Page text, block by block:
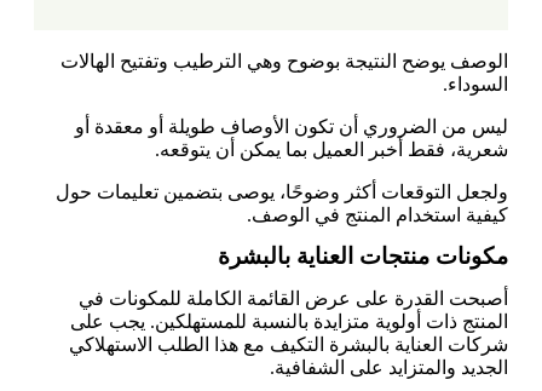
الوصف يوضح النتيجة بوضوح وهي الترطيب وتفتيح الهالات
السوداء.
ليس من الضروري أن تكون الأوصاف طويلة أو معقدة أو
شعرية، فقط أخبر العميل بما يمكن أن يتوقعه.
ولجعل التوقعات أكثر وضوحًا، يوصى بتضمين تعليمات حول
كيفية استخدام المنتج في الوصف.
مكونات منتجات العناية بالبشرة
أصبحت القدرة على عرض القائمة الكاملة للمكونات في
المنتج ذات أولوية متزايدة بالنسبة للمستهلكين. يجب على
شركات العناية بالبشرة التكيف مع هذا الطلب الاستهلاكي
الجديد والمتزايد على الشفافية.